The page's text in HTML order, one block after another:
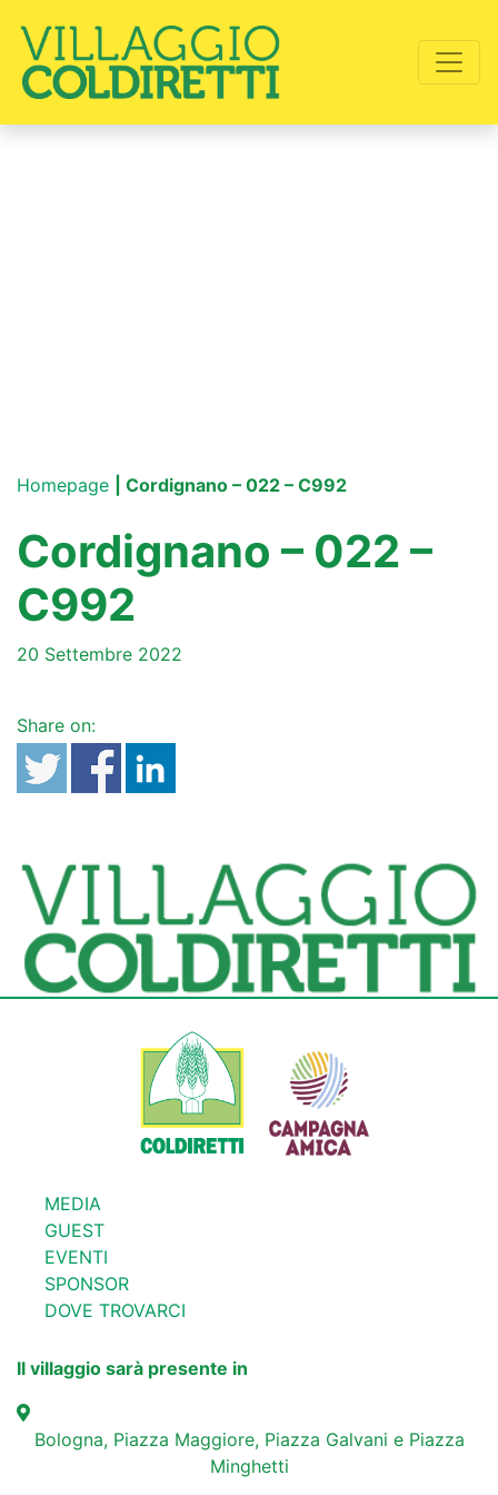
Homepage | Cordignano – 022 – C992
Cordignano – 022 –
C992
20 Settembre 2022
Share on:
MEDIA
GUEST
EVENTI
SPONSOR
DOVE TROVARCI
Il villaggio sarà presente in
Bologna, Piazza Maggiore, Piazza Galvani e Piazza
Minghetti